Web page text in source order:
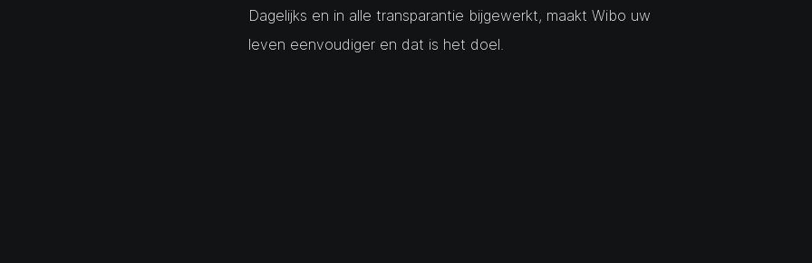
Dagelijks en in alle transparantie bijgewerkt, maakt Wibo uw
leven eenvoudiger en dat is het doel.